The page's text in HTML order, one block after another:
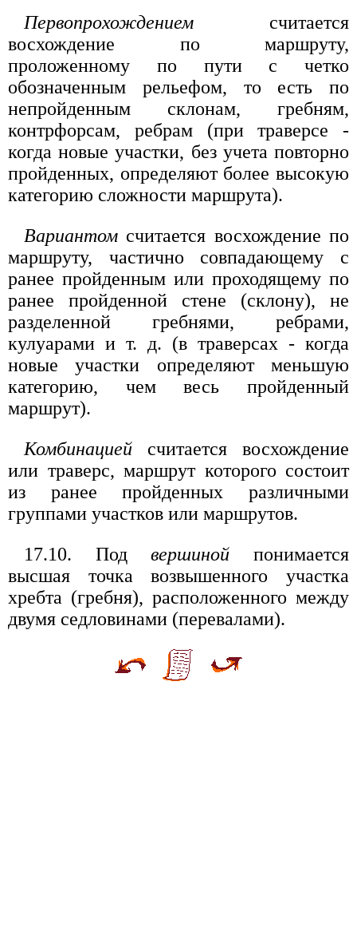
Первопрохождением считается
восхождение по маршруту,
проложенному по пути с четко
обозначенным рельефом, то есть по
непройденным склонам, гребням,
контрфорсам, ребрам (при траверсе -
когда новые участки, без учета повторно
пройденных, определяют более высокую
категорию сложности маршрута).
Вариантом считается восхождение по
маршруту, частично совпадающему с
ранее пройденным или проходящему по
ранее пройденной стене (склону), не
разделенной гребнями, ребрами,
кулуарами и т. д. (в траверсах - когда
новые участки определяют меньшую
категорию, чем весь пройденный
маршрут).
Комбинацией считается восхождение
или траверс, маршрут которого состоит
из ранее пройденных различными
группами участков или маршрутов.
17.10. Подвершиной понимается
высшая точка возвышенного участка
хребта (гребня), расположенного между
двумя седловинами (перевалами).